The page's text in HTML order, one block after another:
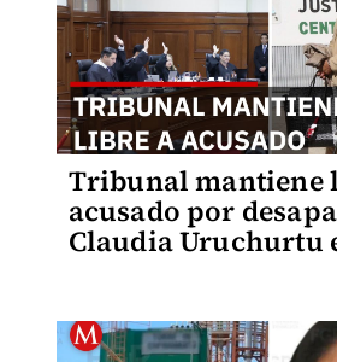
Tribunal mantiene
acusado por
Claudia Uruchurtu